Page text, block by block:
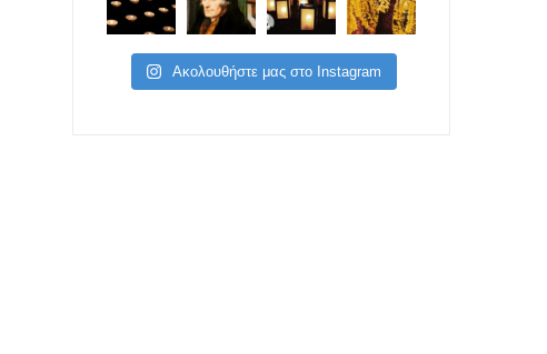
Ακολουθήστε μας στο Instagram